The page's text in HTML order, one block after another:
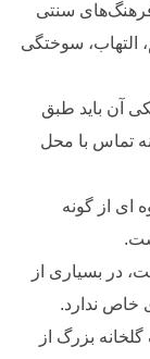
سنتی
التهاب، سوختگی
آن باید طبق
تماس با محل
ای از گونه
در بسیاری از
خاص ندارد.
بزرگ از